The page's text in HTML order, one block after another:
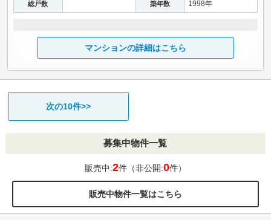
総戸数 築年数 1998年
マンションの詳細はこちら
次の10件>>
募集中物件一覧
販売中:2件（非公開:0件）
販売中物件一覧はこちら